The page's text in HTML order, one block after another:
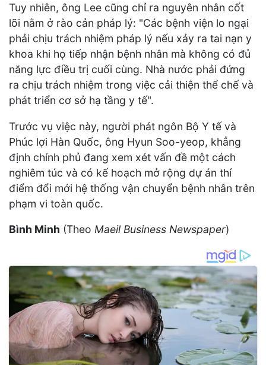
Tuy nhiên, ông Lee cũng chỉ ra nguyên nhân cốt
lõi nằm ở rào cản pháp lý: "Các bệnh viện lo ngại
phải chịu trách nhiệm pháp lý nếu xảy ra tai nạn y
khoa khi họ tiếp nhận bệnh nhân mà không có đủ
năng lực điều trị cuối cùng. Nhà nước phải đứng
ra chịu trách nhiệm trong việc cải thiện thể chế và
phát triển cơ sở hạ tầng y tế".
Trước vụ việc này, người phát ngôn Bộ Y tế và
Phúc lợi Hàn Quốc, ông Hyun Soo-yeop, khẳng
định chính phủ đang xem xét vấn đề một cách
nghiêm túc và có kế hoạch mở rộng dự án thí
điểm đổi mới hệ thống vận chuyển bệnh nhân trên
phạm vi toàn quốc.
Bình Minh (Theo Maeil Business Newspaper)